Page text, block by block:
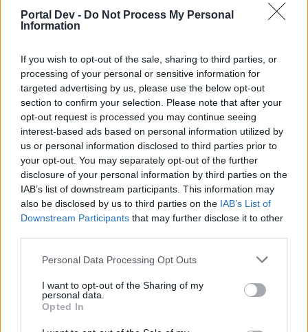
Portal Dev - Do Not Process My Personal
Information
If you wish to opt-out of the sale, sharing to third parties, or
processing of your personal or sensitive information for
targeted advertising by us, please use the below opt-out
section to confirm your selection. Please note that after your
opt-out request is processed you may continue seeing
interest-based ads based on personal information utilized by
us or personal information disclosed to third parties prior to
your opt-out. You may separately opt-out of the further
disclosure of your personal information by third parties on the
IAB’s list of downstream participants. This information may
also be disclosed by us to third parties on the IAB’s List of
Downstream Participants that may further disclose it to other
Personal Data Processing Opt Outs
I want to opt-out of the Sharing of my
personal data.
Opted In
bestimmt ne änderung kommen .
Mikey0505
Zitat von James-Cook: ↑
wartet doch mal ab bis die saison rum ist das wird bestimmt ne
änderung kommen .
Wie lange und worauf willst du noch warten
? Bis hier
alles dunkel ist oder die Karten komplett leer ?
Dann warte du mal schön !!
Bloodimary
User